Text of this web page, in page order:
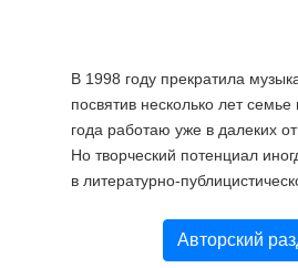
В 1998 году прекратила
посвятив несколько лет
года работаю уже в далеких
Но творческий потенциал
в литературно-
Авторский